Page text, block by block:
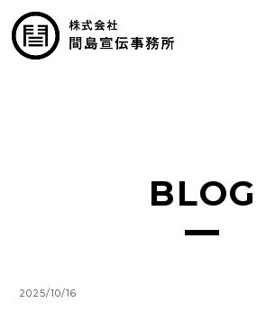
BLOG
2025/10/16